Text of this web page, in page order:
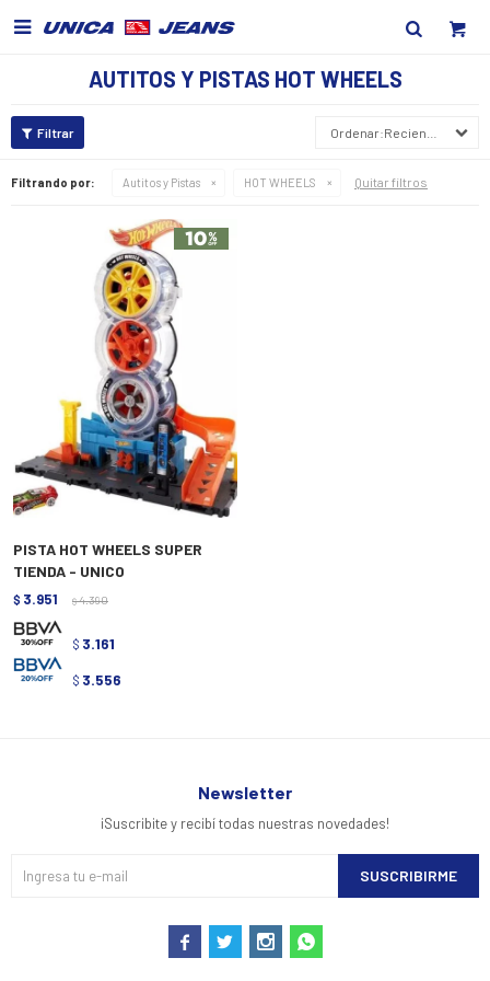

AUTITOS Y PISTAS HOT WHEELS
Recientes
Filtrando por: Autitos y Pistas HOT WHEELS Quitar filtros
PISTA HOT WHEELS SUPER
TIENDA - UNICO
$ 3.951 $ 4.390
$ 3.161
$ 3.556
Newsletter
¡Suscribite y recibí todas nuestras novedades!
SUSCRIBIRME
   